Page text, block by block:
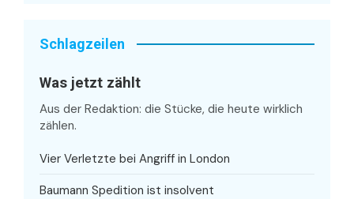
Schlagzeilen
Was jetzt zählt
Aus der Redaktion: die Stücke, die heute wirklich
zählen.
Vier Verletzte bei Angriff in London
Baumann Spedition ist insolvent